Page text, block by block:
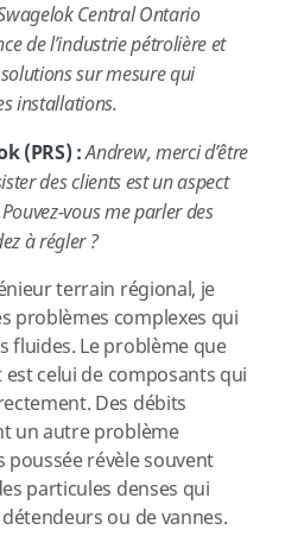
Central Ontario
de l’industrie pétrolière et
sur mesure qui
installations.
(PRS) :Andrew, merci d’être
des clients est un aspect
vous me parler des
à régler ?
terrain régional, je
problèmes complexes qui
fluides. Le problème que
est celui de composants qui
Des débits
un autre problème
révèle souvent
particules denses qui
ou de vannes.